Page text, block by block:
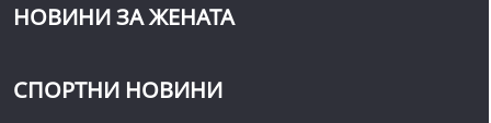
НОВИНИ ЗА ЖЕНАТА
СПОРТНИ НОВИНИ